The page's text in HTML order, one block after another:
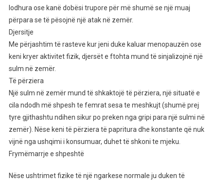
lodhura ose kanë dobësi trupore për më shumë se një muaj
përpara se të pësojnë një atak në zemër.
Djersitje
Me përjashtim të rasteve kur jeni duke kaluar menopauzën ose
keni kryer aktivitet fizik, djersët e ftohta mund të sinjalizojnë një
sulm në zemër.
Të përziera
Një sulm në zemër mund të shkaktojë të përziera, një situatë e
cila ndodh më shpesh te femrat sesa te meshkujt (shumë prej
tyre gjithashtu ndihen sikur po preken nga gripi para një sulmi në
zemër). Nëse keni të përziera të papritura dhe konstante që nuk
vijnë nga ushqimi i konsumuar, duhet të shkoni te mjeku.
Frymëmarrje e shpeshtë
Nëse ushtrimet fizike të një ngarkese normale ju duken të